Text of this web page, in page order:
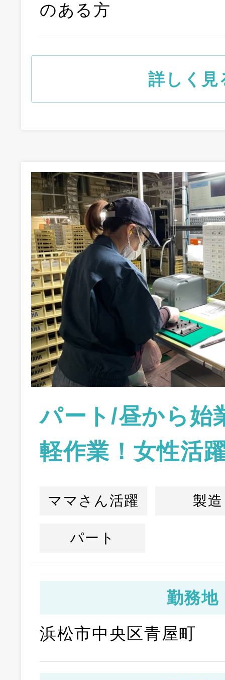
のある方
詳しく見
パート/昼から始
軽作業！女性活
ママさん活躍 製造
パート
勤務地
浜松市中央区青屋町